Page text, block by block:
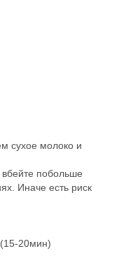
сухое молоко и
побольше
Иначе есть риск
20мин)